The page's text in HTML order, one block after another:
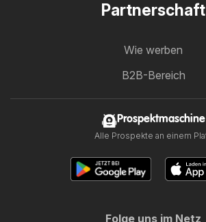
Partnerschaft
Wie werben
B2B-Bereich
Prospektmaschine
Alle Prospekte an einem
Folge uns im Netz